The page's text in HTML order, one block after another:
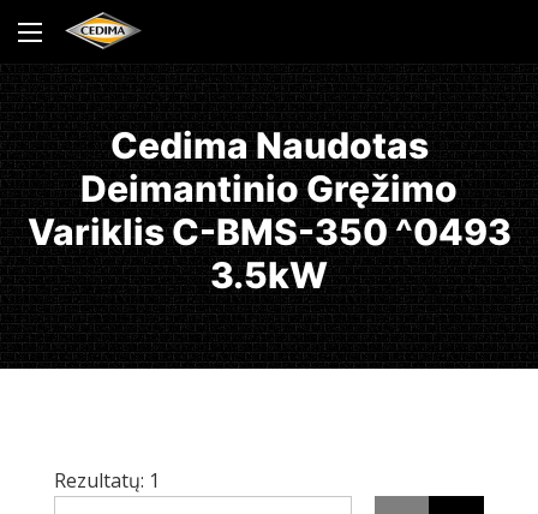
Cedima Naudotas
Deimantinio Gręžimo
Variklis C-BMS-350 ^0493
3.5kW
Rezultatų: 1